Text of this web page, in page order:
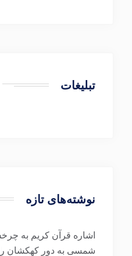
تبلیغات
نوشته‌های تازه
اشاره قرآن کریم به
شمسی به دور کهکشان